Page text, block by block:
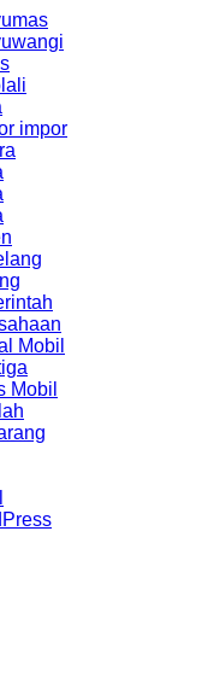
impor
Mobil
Mobil